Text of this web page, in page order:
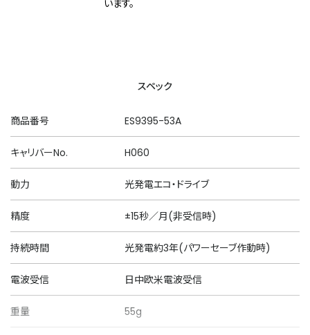
います。
スペック
商品番号 ES9395-53A
キャリバーNo. H060
動力 光発電エコ・ドライブ
精度 ±15秒／月(非受信時)
持続時間 光発電約3年(パワーセーブ作動時)
電波受信 日中欧米電波受信
重量 55g